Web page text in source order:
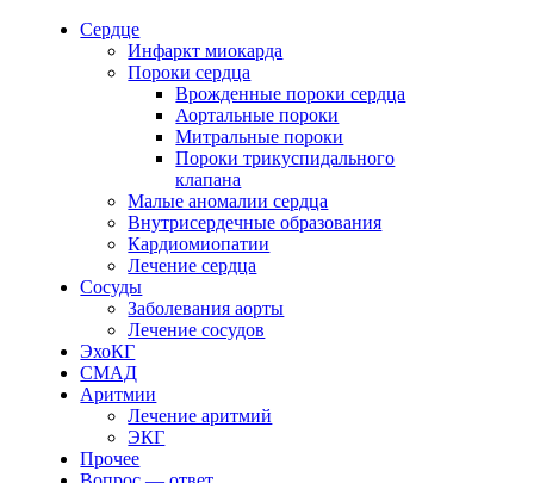
Сердце
Инфаркт миокарда
Пороки сердца
Врожденные пороки сердца
Аортальные пороки
Митральные пороки
Пороки трикуспидального
клапана
Малые аномалии сердца
Внутрисердечные образования
Кардиомиопатии
Лечение сердца
Сосуды
Заболевания аорты
Лечение сосудов
ЭхоКГ
СМАД
Аритмии
Лечение аритмий
ЭКГ
Прочее